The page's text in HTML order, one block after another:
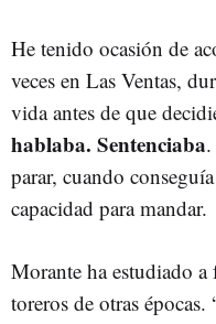
He tenido ocasión de
veces en Las Ventas,
vida antes de que
hablaba. Sentenciaba
parar, cuando
capacidad para mandar.
Morante ha estudiado
toreros de otras